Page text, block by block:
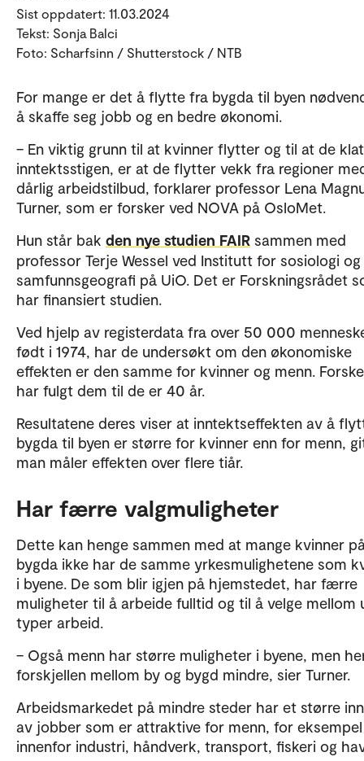
Sist oppdatert: 11.03.2024
Tekst: Sonja Balci
Foto: Scharfsinn / Shutterstock / NTB
For mange er det å flytte fra bygda til byen
å skaffe seg jobb og en bedre økonomi.
– En viktig grunn til at kvinner flytter og til at de
inntektsstigen, er at de flytter vekk fra regioner
dårlig arbeidstilbud, forklarer professor Lena
Turner, som er forsker ved NOVA på OsloMet.
Hun står bak den nye studien FAIR sammen med
professor Terje Wessel ved Institutt for sosiologi og
samfunnsgeografi på UiO. Det er Forskningsrådet
har finansiert studien.
Ved hjelp av registerdata fra over 50 000
født i 1974, har de undersøkt om den økonomiske
effekten er den samme for kvinner og menn.
har fulgt dem til de er 40 år.
Resultatene deres viser at inntektseffekten av å
bygda til byen er større for kvinner enn for menn,
man måler effekten over flere tiår.
Har færre valgmuligheter
Dette kan henge sammen med at mange kvinner
bygda ikke har de samme yrkesmulighetene som
i byene. De som blir igjen på hjemstedet, har færre
muligheter til å arbeide fulltid og til å velge mellom
typer arbeid.
– Også menn har større muligheter i byene, men
forskjellen mellom by og bygd mindre, sier Turner.
Arbeidsmarkedet på mindre steder har et større
av jobber som er attraktive for menn, for eksempel
innenfor industri, håndverk, transport, fiskeri og